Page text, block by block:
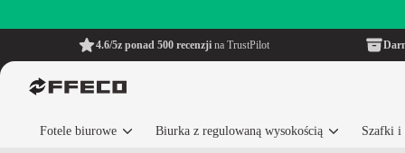
4.6/5z ponad 500 recenzji na TrustPilot
Fotele biurowe Biurka z regulowaną wysokością Szafki i